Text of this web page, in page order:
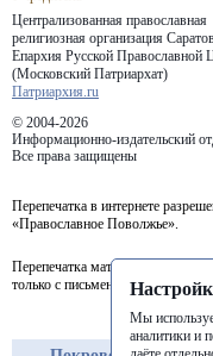
Централизованная православная
религиозная организация
Епархия Русской Православной
(Московский Патриархат)
Патриархия.ru
© 2004-2026
Информационно-издательский
Все права защищены
Перепечатка в интернете
«Православное Поволжье».
Перепечатка материалов
только с письменного
Мы
аналитики и